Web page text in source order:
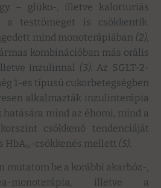
– glüko-, illetve kaloriuriás
a testtömeget is csökkentik.
mind monoterápiában (2),
kombinációban más orális
inzulinnal (3).
Az SGLT-2-
1-es típusú cukorbetegségben
alkalmazták inzulinterápia
hatására mind az éhomi, mind a
csökkenő tendenciáját
HbA 1c -csökkenés mellett (5).
mutatom be a korábbi akarbóz-,
monoterápia, illetve a